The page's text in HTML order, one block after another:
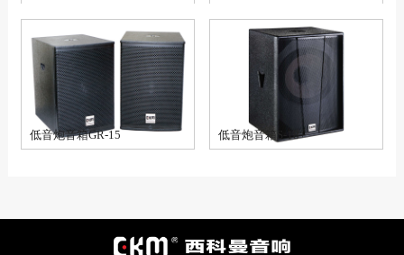
低音炮音箱GR-15 低音炮音箱S-18+